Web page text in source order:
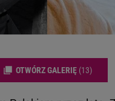
OTWÓRZ GALERIĘ (13)